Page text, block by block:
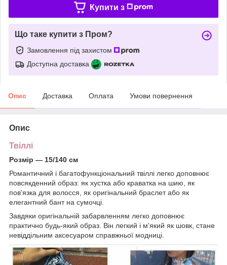
Купити з
Що таке купити з Пром?
Замовлення під захистом
Доступна доставка
Опис Доставка Оплата Умови повернення
Опис
Твіллі
Розмір — 15/140 см
Романтичний і багатофункціональний твіллі легко доповнює
повсякденний образ: як хустка або краватка на шию, як
пов'язка для волосся, як оригінальний браслет або як
елегантний бант на сумочці.
Завдяки оригінальній забарвленням легко доповнює
практично будь-який образ. Він легкий і м'який як шовк, стане
невіддільним аксесуаром справжньої модниці.